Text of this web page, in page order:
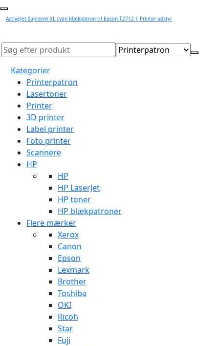
ActiveJet Supreme XL cyan blækpatron til Epson T2712 | Printer udstyr
Kategorier
Printerpatron
Lasertoner
Printer
3D printer
Label printer
Foto printer
Scannere
HP
HP
HP LaserJet
HP toner
HP blækpatroner
Flere mærker
Xerox
Canon
Epson
Lexmark
Brother
Toshiba
OKI
Ricoh
Star
Fuji